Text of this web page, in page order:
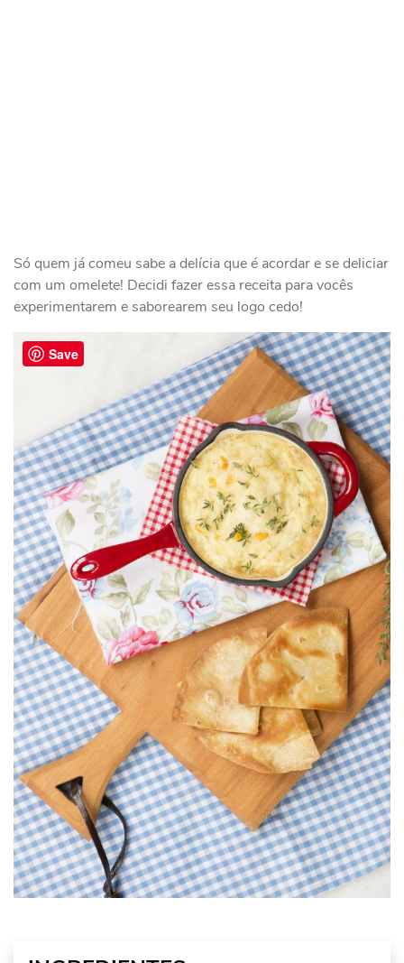
Só quem já comeu sabe a delícia que é acordar e se deliciar
com um omelete! Decidi fazer essa receita para vocês
experimentarem e saborearem seu logo cedo!
Save